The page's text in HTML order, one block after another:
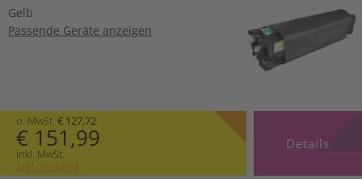
Gelb
Passende Geräte anzeigen
o. MwSt. € 127,72
€ 151,99
inkl. MwSt.
zzgl. Versand
Details